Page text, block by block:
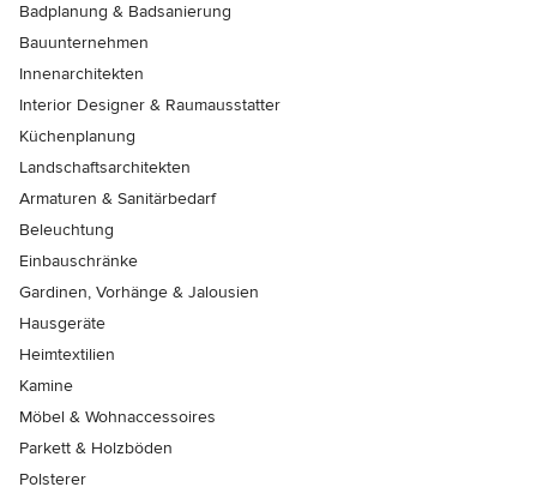
Badplanung & Badsanierung
Bauunternehmen
Innenarchitekten
Interior Designer & Raumausstatter
Küchenplanung
Landschaftsarchitekten
Armaturen & Sanitärbedarf
Beleuchtung
Einbauschränke
Gardinen, Vorhänge & Jalousien
Hausgeräte
Heimtextilien
Kamine
Möbel & Wohnaccessoires
Parkett & Holzböden
Polsterer